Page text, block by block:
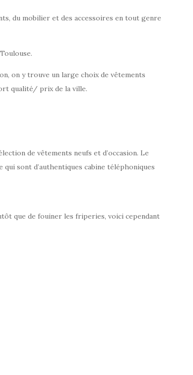
du mobilier et des accessoires en tout genre
on y trouve un large choix de vêtements
qualité/ prix de la ville.
de vêtements neufs et d’occasion. Le
qui sont d’authentiques cabine téléphoniques
que de fouiner les friperies, voici cependant